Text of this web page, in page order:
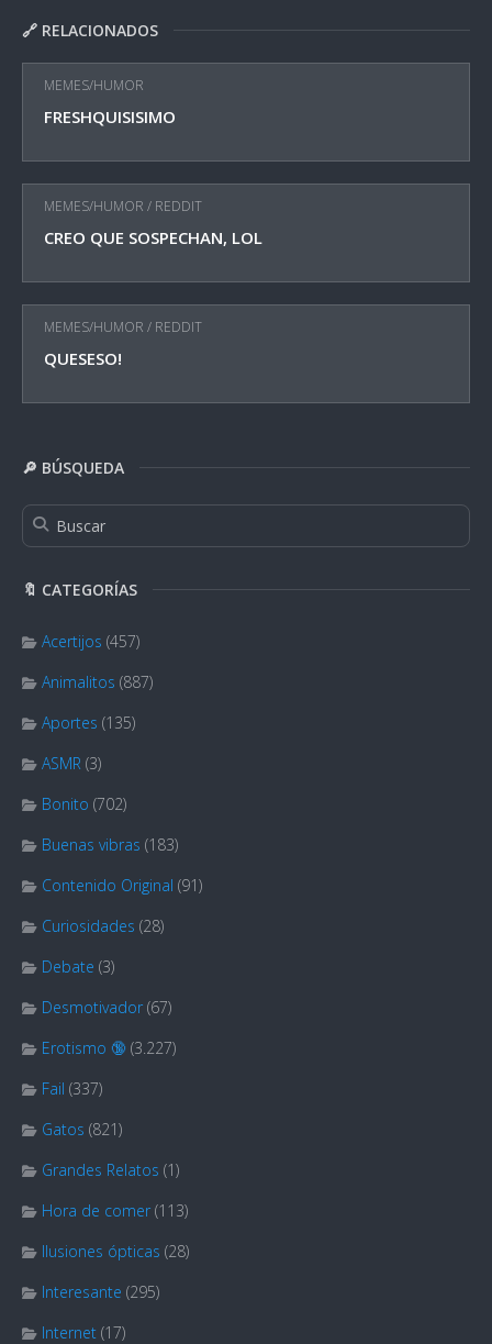
🔗 RELACIONADOS
MEMES/HUMOR
FRESHQUISISIMO
MEMES/HUMOR / REDDIT
CREO QUE SOSPECHAN, LOL
MEMES/HUMOR / REDDIT
QUESESO!
🔎 BÚSQUEDA
🔖 CATEGORÍAS
Acertijos (457)
Animalitos (887)
Aportes (135)
ASMR (3)
Bonito (702)
Buenas vibras (183)
Contenido Original (91)
Curiosidades (28)
Debate (3)
Desmotivador (67)
Erotismo 🔞 (3.227)
Fail (337)
Gatos (821)
Grandes Relatos (1)
Hora de comer (113)
Ilusiones ópticas (28)
Interesante (295)
Internet (17)